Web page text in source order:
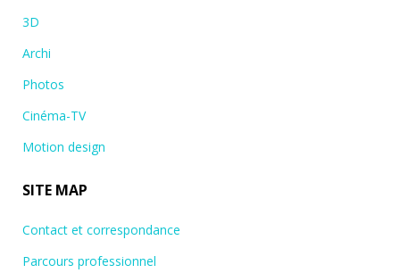
3D
Archi
Photos
Cinéma-TV
Motion design
SITE MAP
Contact et correspondance
Parcours professionnel